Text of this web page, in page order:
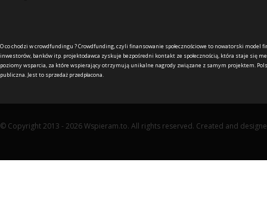
O co chodzi w crowdfundingu ?Crowdfunding, czyli finansowanie społecznościowe to nowatorski model
inwestorów, banków itp. projektodawca zyskuje bezpośredni kontakt ze społecznością, która staje się
poziomy wsparcia, za które wspierający otrzymują unikalne nagrody związane z samym projektem.
publiczna. Jest to sprzedaż przedpłacona.
© Copyright 2013 - 2026 Wspieram.to. All rights reserved. Created and